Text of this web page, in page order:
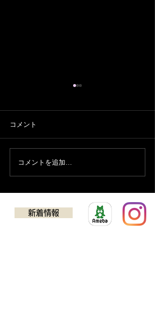
８月の予定
コメント
コメントを追加…
新着情報